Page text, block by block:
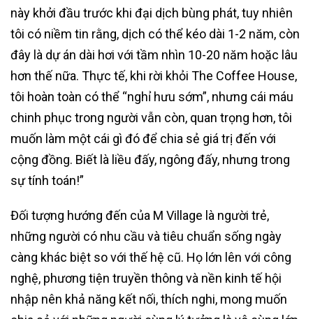
này khởi đầu trước khi đại dịch bùng phát, tuy nhiên
tôi có niềm tin rằng, dịch có thể kéo dài 1-2 năm, còn
đây là dự án dài hơi với tầm nhìn 10-20 năm hoặc lâu
hơn thế nữa. Thực tế, khi rời khỏi The Coffee House,
tôi hoàn toàn có thể “nghỉ hưu sớm”, nhưng cái máu
chinh phục trong người vẫn còn, quan trọng hơn, tôi
muốn làm một cái gì đó để chia sẻ giá trị đến với
cộng đồng. Biết là liều đấy, ngông đấy, nhưng trong
sự tính toán!”
Đối tượng hướng đến của M Village là người trẻ,
những người có nhu cầu và tiêu chuẩn sống ngày
càng khác biệt so với thế hệ cũ. Họ lớn lên với công
nghệ, phương tiện truyền thông và nền kinh tế hội
nhập nên khả năng kết nối, thích nghi, mong muốn